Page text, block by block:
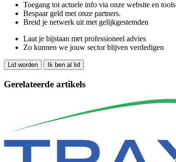
Toegang tot actuele info via onze website en tools
Bespaar geld met onze partners.
Breid je netwerk uit met gelijkgestemden
Laat je bijstaan met professioneel advies
Zo kunnen we jouw sector blijven verdedigen
Lid worden Ik ben al lid
Gerelateerde artikels